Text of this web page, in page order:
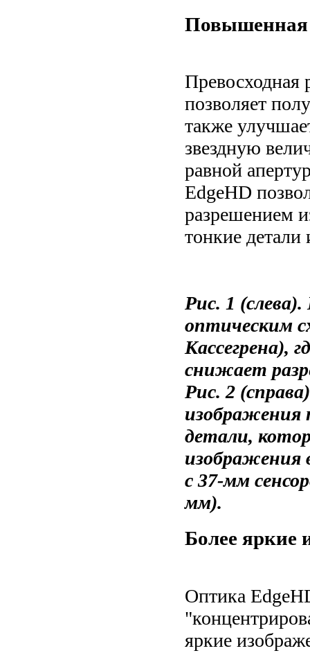
Повышенная
Превосходная
позволяет
также
звездную
равной
EdgeHD
разрешением
тонкие детали
Рис. 1
оптическим
Кассегрена),
снижает
Рис. 2
изображения
детали,
изображения
с 37-мм
мм).
Более яркие
Оптика
яркие